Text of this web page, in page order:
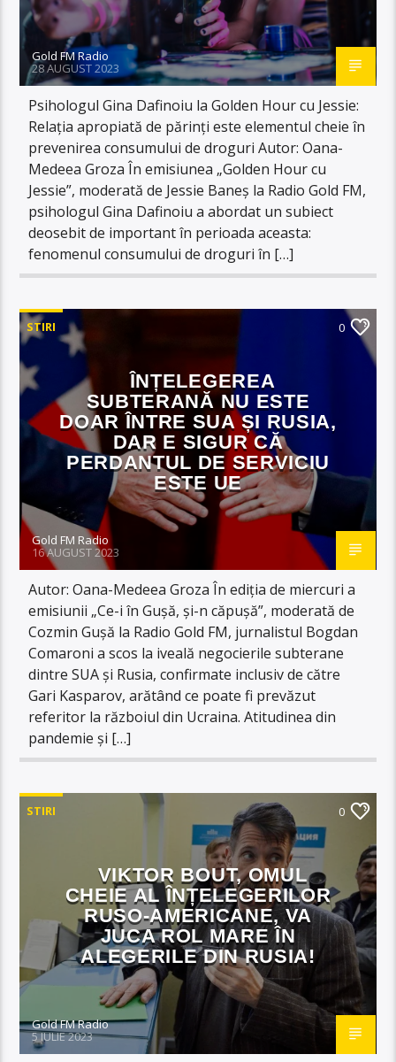
Gold FM Radio
28 AUGUST 2023
Psihologul Gina Dafinoiu la Golden Hour cu Jessie:
Relația apropiată de părinți este elementul cheie în
prevenirea consumului de droguri Autor: Oana-
Medeea Groza În emisiunea „Golden Hour cu
Jessie”, moderată de Jessie Baneș la Radio Gold FM,
psihologul Gina Dafinoiu a abordat un subiect
deosebit de important în perioada aceasta:
fenomenul consumului de droguri în […]
STIRI 0
ÎNȚELEGEREA
SUBTERANĂ NU ESTE
DOAR ÎNTRE SUA ȘI RUSIA,
DAR E SIGUR CĂ
PERDANTUL DE SERVICIU
ESTE UE
Gold FM Radio
16 AUGUST 2023
Autor: Oana-Medeea Groza În ediția de miercuri a
emisiunii „Ce-i în Gușă, și-n căpușă”, moderată de
Cozmin Gușă la Radio Gold FM, jurnalistul Bogdan
Comaroni a scos la iveală negocierile subterane
dintre SUA și Rusia, confirmate inclusiv de către
Gari Kasparov, arătând ce poate fi prevăzut
referitor la războiul din Ucraina. Atitudinea din
pandemie și […]
STIRI 0
VIKTOR BOUT, OMUL
CHEIE AL ÎNȚELEGERILOR
RUSO-AMERICANE, VA
JUCA ROL MARE ÎN
ALEGERILE DIN RUSIA!
Gold FM Radio
5 IULIE 2023